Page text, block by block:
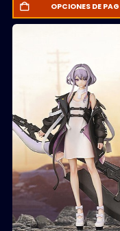
OPCIONES DE